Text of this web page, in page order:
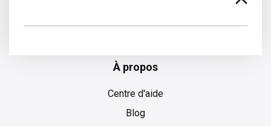
À propos
Centre d'aide
Blog